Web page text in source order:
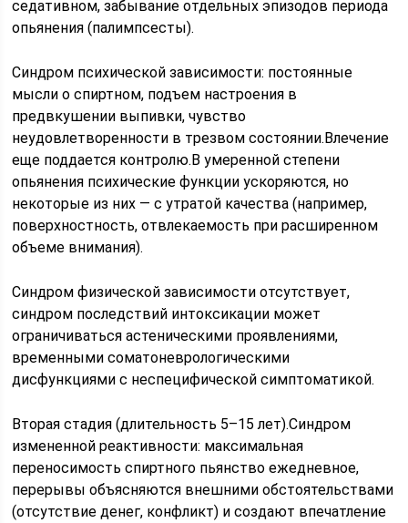
седативном, забывание отдельных эпизодов периода
опьянения (палимпсесты).
Синдром психической зависимости: постоянные
мысли о спиртном, подъем настроения в
предвкушении выпивки, чувство
неудовлетворенности в трезвом состоянии.Влечение
еще поддается контролю.В умеренной степени
опьянения психические функции ускоряются, но
некоторые из них — с утратой качества (например,
поверхностность, отвлекаемость при расширенном
объеме внимания).
Синдром физической зависимости отсутствует,
синдром последствий интоксикации может
ограничиваться астеническими проявлениями,
временными соматоневрологическими
дисфункциями с неспецифической симптоматикой.
Вторая стадия (длительность 5–15 лет).Синдром
измененной реактивности: максимальная
переносимость спиртного пьянство ежедневное,
перерывы объясняются внешними обстоятельствами
(отсутствие денег, конфликт) и создают впечатление